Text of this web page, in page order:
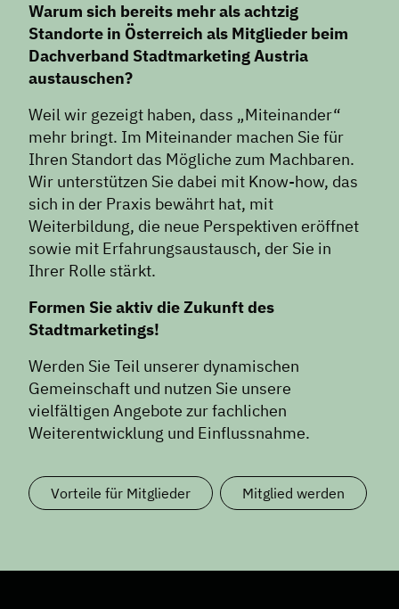
Contentmanagement
Datenmanagement
Serviceleistungen
Kooperationen
Service
Blog
Podcast
News
Informiert bleiben
Presse
Mosaik
Warum sich bereits mehr als achtzig
Standorte in Österreich als Mitglieder beim
Dachverband Stadtmarketing Austria
austauschen?
Weil wir gezeigt haben, dass „Miteinander“
mehr bringt. Im Miteinander machen Sie für
Ihren Standort das Mögliche zum Machbaren.
Wir unterstützen Sie dabei mit Know-how, das
sich in der Praxis bewährt hat, mit
Weiterbildung, die neue Perspektiven eröffnet
sowie mit Erfahrungsaustausch, der Sie in
Ihrer Rolle stärkt.
Formen Sie aktiv die Zukunft des
Stadtmarketings!
Werden Sie Teil unserer dynamischen
Gemeinschaft und nutzen Sie unsere
vielfältigen Angebote zur fachlichen
Weiterentwicklung und Einflussnahme.
Vorteile für Mitglieder Mitglied werden